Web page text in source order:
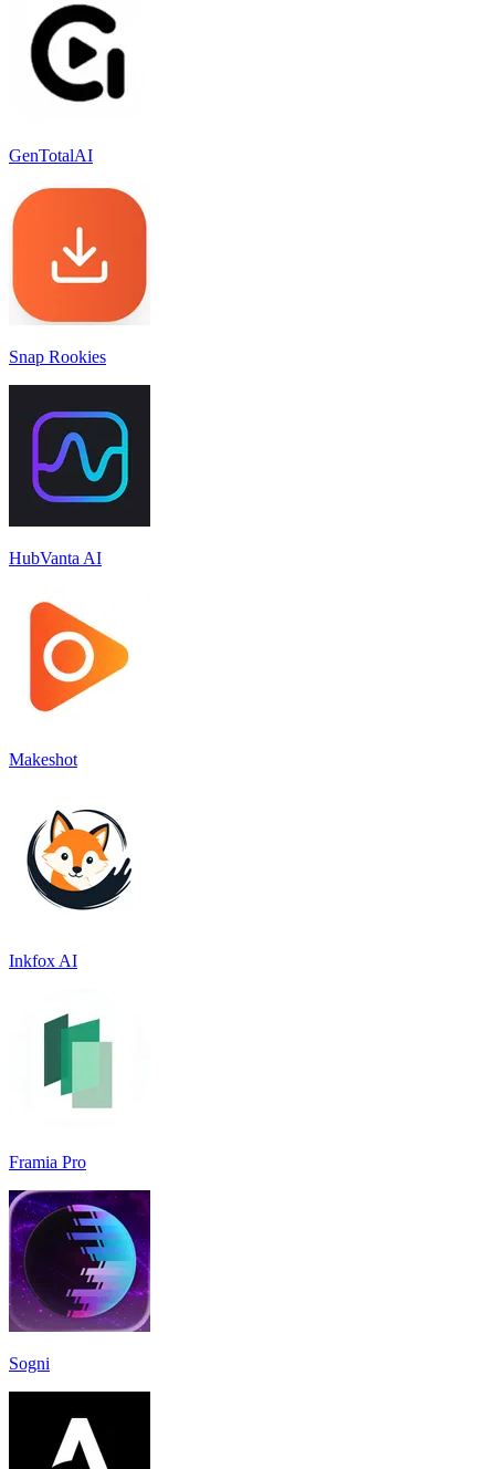
GenTotalAI
Snap Rookies
HubVanta AI
Makeshot
Inkfox AI
Framia Pro
Sogni